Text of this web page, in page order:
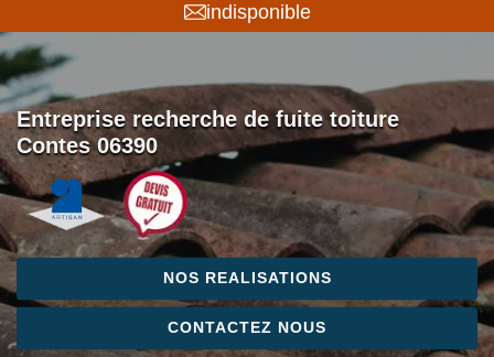
indisponible
Entreprise recherche de fuite toiture
Contes 06390
NOS REALISATIONS
CONTACTEZ NOUS